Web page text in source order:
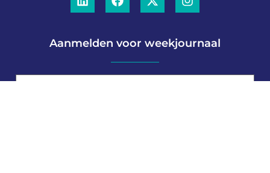
Aanmelden voor weekjournaal